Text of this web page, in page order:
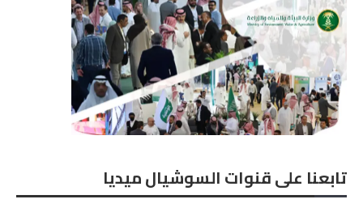
تابعنا على قنوات السوشيال ميديا